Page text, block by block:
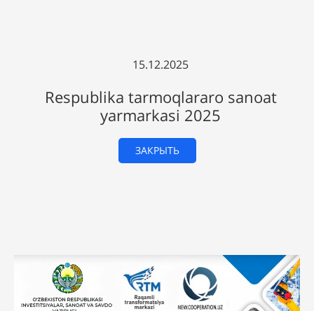
15.12.2025
Respublika tarmoqlararo sanoat
yarmarkasi 2025
ЗАКРЫТЬ